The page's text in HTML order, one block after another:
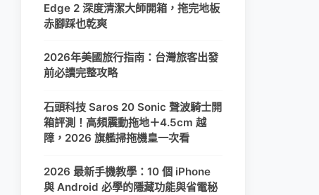
Edge 2 深度清潔大師開箱，拖完地板
赤腳踩也乾爽
2026年美國旅行指南：台灣旅客出發
前必讀完整攻略
石頭科技 Saros 20 Sonic 聲波騎士開
箱評測！高頻震動拖地＋4.5cm 越
障，2026 旗艦掃拖機皇一次看
2026 最新手機教學：10 個 iPhone
與 Android 必學的隱藏功能與省電秘